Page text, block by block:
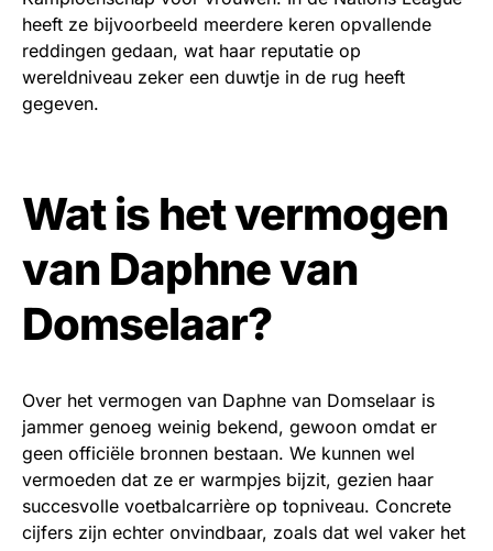
heeft ze bijvoorbeeld meerdere keren opvallende
reddingen gedaan, wat haar reputatie op
wereldniveau zeker een duwtje in de rug heeft
gegeven.
Wat is het vermogen
van Daphne van
Domselaar?
Over het vermogen van Daphne van Domselaar is
jammer genoeg weinig bekend, gewoon omdat er
geen officiële bronnen bestaan. We kunnen wel
vermoeden dat ze er warmpjes bijzit, gezien haar
succesvolle voetbalcarrière op topniveau. Concrete
cijfers zijn echter onvindbaar, zoals dat wel vaker het